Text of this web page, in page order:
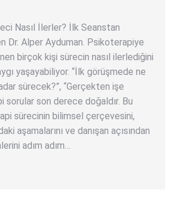
Nasıl İlerler? İlk Seanstan
Dr. Alper Ayduman. Psikoterapiye
birçok kişi sürecin nasıl ilerlediğini
yaşayabiliyor. “İlk görüşmede ne
sürecek?”, “Gerçekten işe
sorular son derece doğaldır. Bu
sürecinin bilimsel çerçevesini,
aşamalarını ve danışan açısından
adım adım…